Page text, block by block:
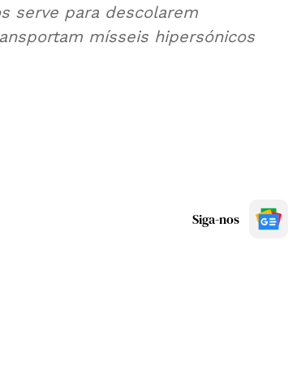
serve para descolarem
mísseis hipersónicos
Siga-nos